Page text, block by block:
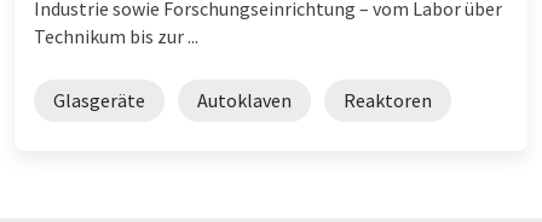
Industrie sowie Forschungseinrichtung – vom Labor über
Technikum bis zur ...
Glasgeräte Autoklaven Reaktoren